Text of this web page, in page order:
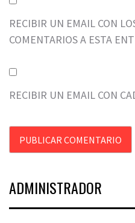
RECIBIR UN EMAIL CON
COMENTARIOS A ESTA
RECIBIR UN EMAIL CON
ADMINISTRADOR